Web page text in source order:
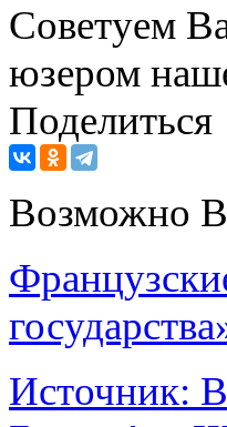
Советуем
юзером
Поделиться
Возможно
Источник: